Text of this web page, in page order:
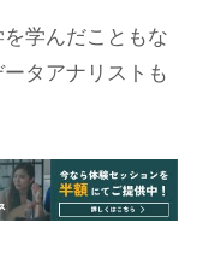
学んだこともな
タアナリストも